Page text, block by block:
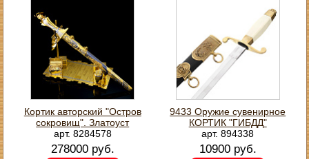
Кортик авторский "Остров
сокровищ". Златоуст
арт. 8284578
278000 руб.
9433 Оружие сувенирное
КОРТИК "ГИБДД"
арт. 894338
10900 руб.